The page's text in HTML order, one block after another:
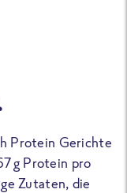
Protein Gerichte
g Protein pro
Zutaten, die